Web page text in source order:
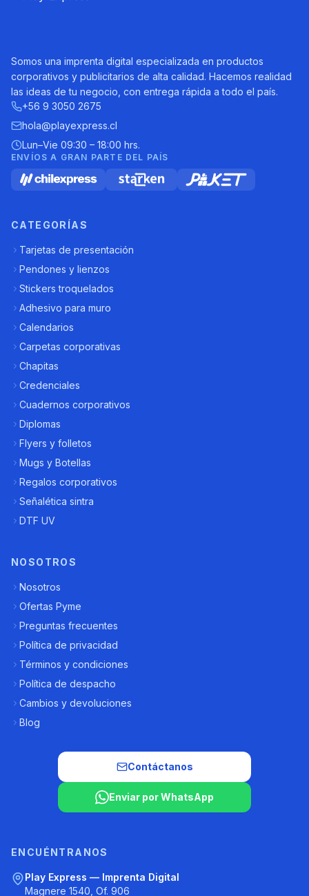
Somos una imprenta digital especializada en productos
corporativos y publicitarios de alta calidad. Hacemos realidad
las ideas de tu negocio, con entrega rápida a todo el país.
+56 9 3050 2675
hola@playexpress.cl
Lun–Vie 09:30 – 18:00 hrs.
ENVÍOS A GRAN PARTE DEL PAÍS
CATEGORÍAS
Tarjetas de presentación
Pendones y lienzos
Stickers troquelados
Adhesivo para muro
Calendarios
Carpetas corporativas
Chapitas
Credenciales
Cuadernos corporativos
Diplomas
Flyers y folletos
Mugs y Botellas
Regalos corporativos
Señalética sintra
DTF UV
NOSOTROS
Nosotros
Ofertas Pyme
Preguntas frecuentes
Política de privacidad
Términos y condiciones
Política de despacho
Cambios y devoluciones
Blog
Contáctanos
Enviar por WhatsApp
ENCUÉNTRANOS
Play Express — Imprenta Digital
Magnere 1540, Of. 906